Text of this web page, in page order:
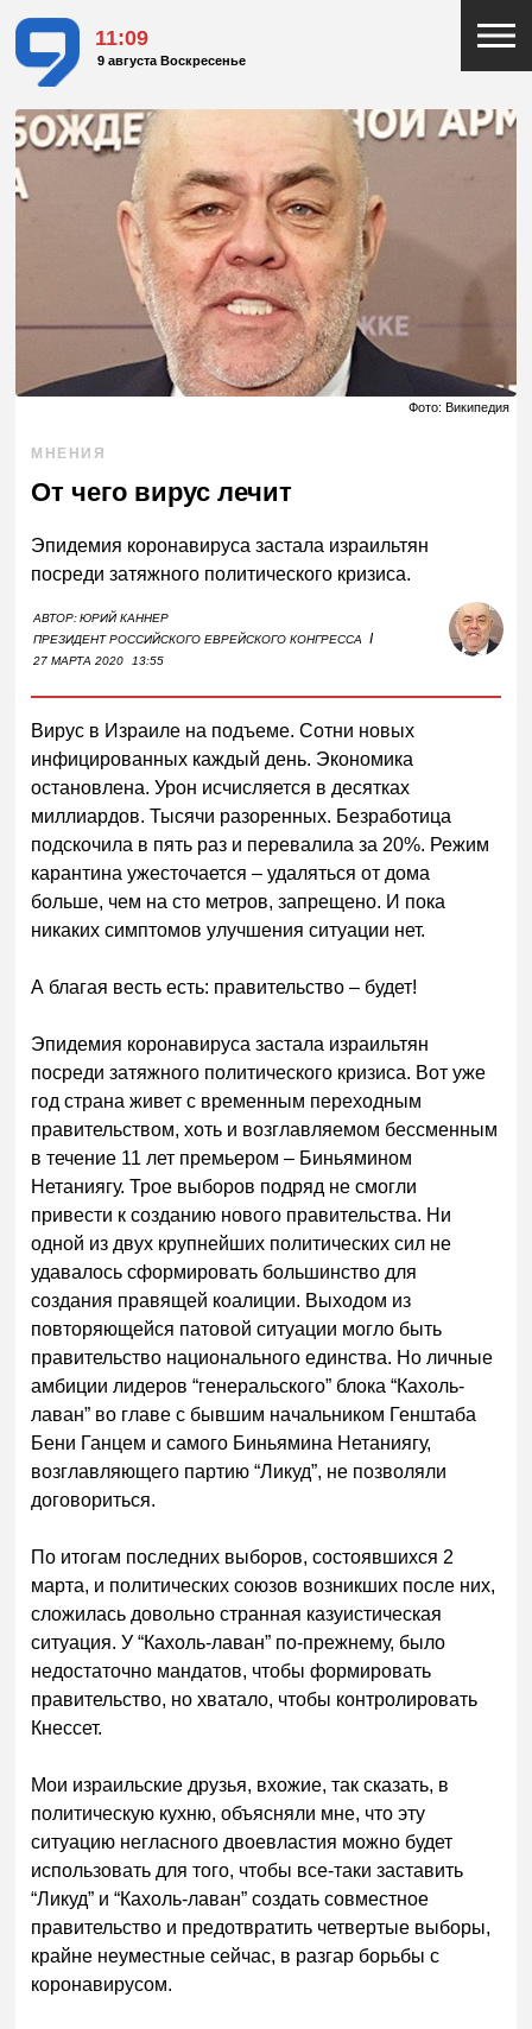
11:09
9 августа Воскресенье
Фото: Википедия
МНЕНИЯ
От чего вирус лечит
Эпидемия коронавируса застала израильтян
посреди затяжного политического кризиса.
АВТОР:ЮРИЙ КАННЕР
ПРЕЗИДЕНТ РОССИЙСКОГО ЕВРЕЙСКОГО КОНГРЕССА
I
27 МАРТА 2020 13:55
Вирус в Израиле на подъеме. Сотни новых
инфицированных каждый день. Экономика
остановлена. Урон исчисляется в десятках
миллиардов. Тысячи разоренных. Безработица
подскочила в пять раз и перевалила за 20%. Режим
карантина ужесточается – удаляться от дома
больше, чем на сто метров, запрещено. И пока
никаких симптомов улучшения ситуации нет.
А благая весть есть: правительство – будет!
Эпидемия коронавируса застала израильтян
посреди затяжного политического кризиса. Вот уже
год страна живет с временным переходным
правительством, хоть и возглавляемом бессменным
в течение 11 лет премьером – Биньямином
Нетаниягу. Трое выборов подряд не смогли
привести к созданию нового правительства. Ни
одной из двух крупнейших политических сил не
удавалось сформировать большинство для
создания правящей коалиции. Выходом из
повторяющейся патовой ситуации могло быть
правительство национального единства. Но личные
амбиции лидеров “генеральского” блока “Кахоль-
лаван” во главе с бывшим начальником Генштаба
Бени Ганцем и самого Биньямина Нетаниягу,
возглавляющего партию “Ликуд”, не позволяли
договориться.
По итогам последних выборов, состоявшихся 2
марта, и политических союзов возникших после них,
сложилась довольно странная казуистическая
ситуация. У “Кахоль-лаван” по-прежнему, было
недостаточно мандатов, чтобы формировать
правительство, но хватало, чтобы контролировать
Кнессет.
Мои израильские друзья, вхожие, так сказать, в
политическую кухню, объясняли мне, что эту
ситуацию негласного двоевластия можно будет
использовать для того, чтобы все-таки заставить
“Ликуд” и “Кахоль-лаван” создать совместное
правительство и предотвратить четвертые выборы,
крайне неуместные сейчас, в разгар борьбы с
коронавирусом.